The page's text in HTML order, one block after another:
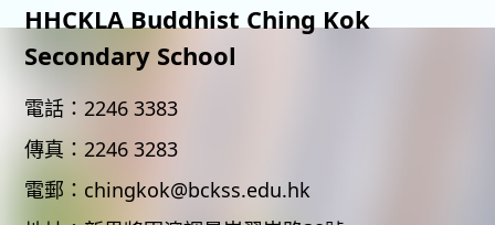
HHCKLA Buddhist Ching Kok
Secondary School
電話： 2246 3383
傳真： 2246 3283
電郵： chingkok@bckss.edu.hk